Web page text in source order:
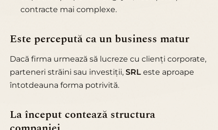
contracte mai complexe.
Este percepută ca un business matur
Dacă firma urmează să lucreze cu clienți corporate,
parteneri străini sau investiții, SRL este aproape
întotdeauna forma potrivită.
La început contează structura